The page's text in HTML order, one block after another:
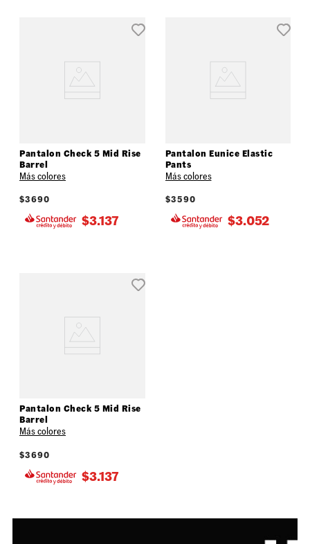
Pantalon Check 5 Mid Rise
Barrel
Más colores
$3690
$3.137
Pantalon Eunice Elastic
Pants
Más colores
$3590
$3.052
Pantalon Check 5 Mid Rise
Barrel
Más colores
$3690
$3.137